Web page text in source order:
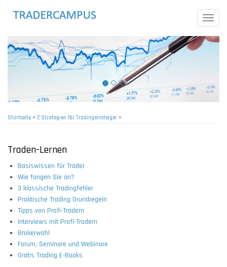
Toggle
Startseite> 2 Strategien für Tradingeinsteiger >
Traden-Lernen
Basiswissen für Trader
Wie fangen Sie an?
3 klassische Tradingfehler
Praktische Trading Grundregeln
Tipps von Profi-Tradern
Interviews mit Profi-Tradern
Brokerwahl
Forum, Seminare und Webinare
Gratis Trading E-Books